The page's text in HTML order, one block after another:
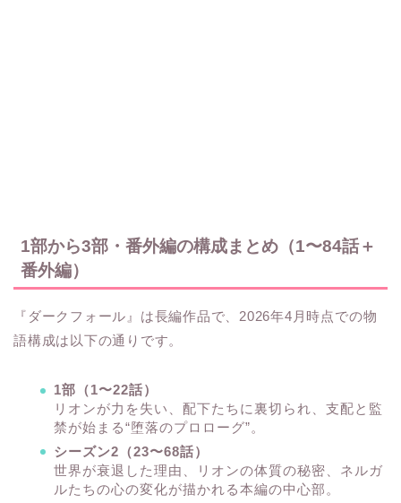
1部から3部・番外編の構成まとめ（1〜84話＋
番外編）
『ダークフォール』は長編作品で、2026年4月時点での物
語構成は以下の通りです。
1部（1〜22話）
リオンが力を失い、配下たちに裏切られ、支配と監
禁が始まる“堕落のプロローグ”。
シーズン2（23〜68話）
世界が衰退した理由、リオンの体質の秘密、ネルガ
ルたちの心の変化が描かれる本編の中心部。